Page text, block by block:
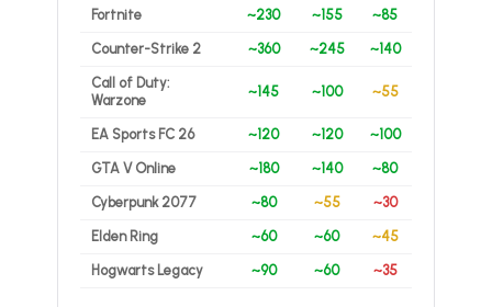
Fortnite
~230 ~155 ~85
Counter-Strike 2 ~360 ~245 ~140
Call of Duty:
Warzone
~145 ~100 ~55
EA Sports FC 26 ~120 ~120 ~100
GTA V Online ~180 ~140 ~80
Cyberpunk 2077 ~80 ~55 ~30
Elden Ring ~60 ~60 ~45
Hogwarts Legacy ~90 ~60 ~35